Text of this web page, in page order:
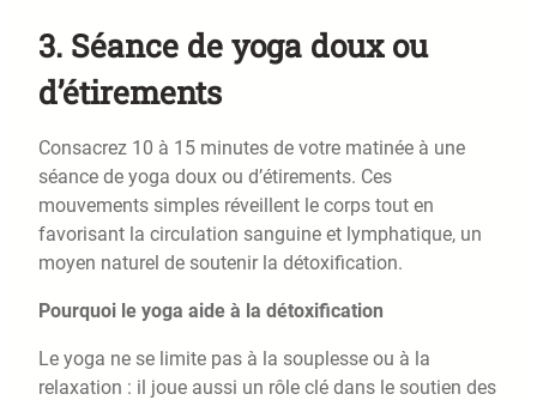
3. Séance de yoga doux ou
d’étirements
Consacrez 10 à 15 minutes de votre matinée à une
séance de yoga doux ou d’étirements. Ces
mouvements simples réveillent le corps tout en
favorisant la circulation sanguine et lymphatique, un
moyen naturel de soutenir la détoxification.
Pourquoi le yoga aide à la détoxification
Le yoga ne se limite pas à la souplesse ou à la
relaxation : il joue aussi un rôle clé dans le soutien des